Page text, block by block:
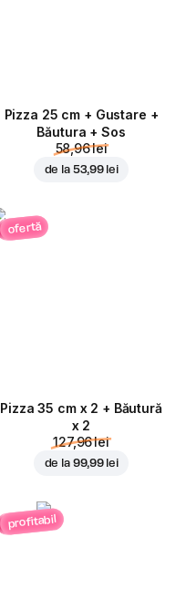
Pizza 25 cm + Gustare +
Băutura + Sos
58,96 lei
de la 53,99 lei
ofertă
Pizza 35 cm x 2 + Băutură
x 2
127,96 lei
de la 99,99 lei
profitabil